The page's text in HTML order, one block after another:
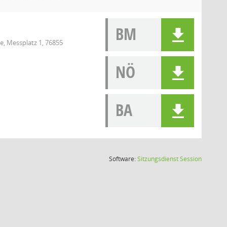
Messplatz 1, 76855
BM
NÖ
BA
Software:SitzungsdienstSession(Wird in